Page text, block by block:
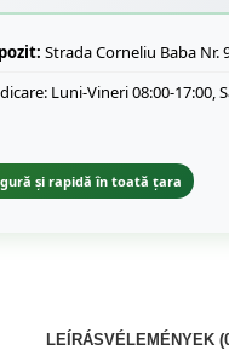
Strada Corneliu Baba Nr.
Luni-Vineri 08:00-17:00,
și rapidă în toată țara
LEÍRÁSVÉLEMÉNYEK